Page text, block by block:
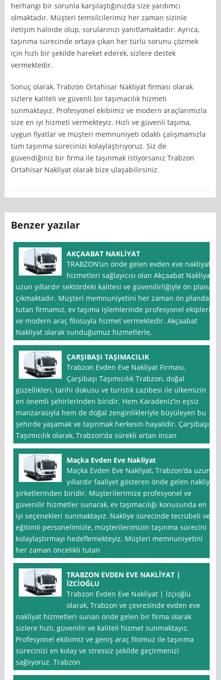
herhangi bir sorunla karşılaştığınızda size yardımcı
olmaktadır. Müşteri temsilcilerimiz her zaman sizinle
iletişim halinde olup, sorularınızı yanıtlamaktadır. Ayrıca,
taşınma sürecinde ortaya çıkan her türlü sorunu çözmek
için hızlı bir şekilde hareket ederek, sizlere destek
vermektedir.
Sonuç olarak, Trabzon Ortahisar Nakliyat firması olarak
sizlere kaliteli ve güvenli bir taşımacılık hizmeti
sunmaktayız. Profesyonel ekibimiz ve modern araçlarımızla
size en iyi hizmeti vermekteyiz. Hızlı ve güvenli taşıma,
uygun fiyatlar ve müşteri memnuniyeti odaklı çalışmamızla
tüm taşınma sürecinizi kolaylaştırıyoruz. Siz de
güvendiğiniz bir firma ile taşınmak istiyorsanız Trabzon
Ortahisar Nakliyat olarak bize ulaşabilirsiniz.
Benzer yazılar
AKÇAABAT NAKLİYAT
TRABZON’un önde gelen evden eve nakliyat
hizmetleri sağlayıcısı olan Akçaabat Nakliyat,
uzun yıllardır sektördeki kalitesi ve güvenilirliğiyle ön plana
çıkmaktadır. Müşteri memnuniyetini her zaman ön planda
tutan firmamız, ev taşıma işlemlerinde profesyonel ekipleri
ve modern araç filosuyla hizmet vermektedir. Akçaabat
Nakliyat olarak sunduğumuz hizmetlerle,
ÇARŞIBAŞI TAŞIMACILIK
Trabzon Evden Eve Nakliyat Firması,
Çarşibaşı Taşımıcılık Trabzon, doğal
güzellikleri, tarihi dokusu ve turistik cazibesi ile ülkemizin
en önemli şehirlerinden biridir. Hem Karadeniz’in eşsiz
manzarasıyla hem de doğal zenginlikleriyle büyüleyen bu
şehirde yaşamak ve taşınmak herkesin hayalidir. Çarşibaşı
Taşımıcılık olarak, Trabzon’da sürekli artan insan
Maçka Evden Eve Nakliyat
Maçka Evden Eve Nakliyat, Trabzon‘da uzun
yıllardır faaliyet gösteren önde gelen nakliye
şirketlerinden biridir. Müşterilerimize profesyonel ve
güvenilir hizmetler sunarak, ev taşımacılığı konusunda en
iyi seçenekleri sunmaktayız. Nakliye sürecinde tecrübeli ve
eğitimli personelimizle, müşterilerimizin taşınma sürecini
kolaylaştırmayı hedeflemekteyiz. Müşteri memnuniyetini
her zaman öncelikli tutan
TRABZON EVDEN EVE NAKLİYAT |
İZCİOĞLU
Trabzon Evden Eve Nakliyat | İzçioğlu
olarak, Trabzon ve çevresinde evden eve
nakliyat hizmetleri sunan önde gelen bir firma olarak
sizlere hızlı, güvenilir ve kaliteli hizmet sunmaktayız.
Profesyonel ekibimiz ve geniş araç filomuz ile taşınma
sürecinizi en kolay ve stressiz şekilde geçirmenizi
sağlıyoruz. Trabzon